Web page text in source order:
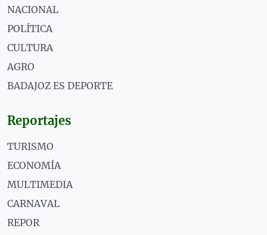
NACIONAL
POLÍTICA
CULTURA
AGRO
BADAJOZ ES DEPORTE
Reportajes
TURISMO
ECONOMÍA
MULTIMEDIA
CARNAVAL
REPOR